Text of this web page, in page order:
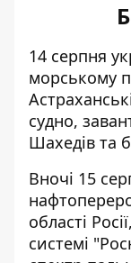
14 серпня
морському
судно,
Шахедів та
Вночі 15
області
системі